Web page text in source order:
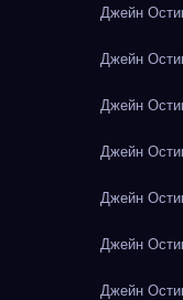
Джейн
Джейн
Джейн
Джейн
Джейн
Джейн
Джейн